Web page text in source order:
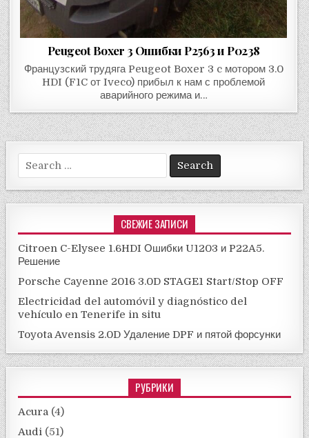
Peugeot Boxer 3 Ошибки P2563 и P0238
Французский трудяга Peugeot Boxer 3 c мотором 3.0
HDI (F1C от Iveco) прибыл к нам с проблемой
аварийного режима и…
Search
for:
СВЕЖИЕ ЗАПИСИ
Citroen C-Elysee 1.6HDI Ошибки U1203 и P22A5.
Решение
Porsche Cayenne 2016 3.0D STAGE1 Start/Stop OFF
Electricidad del automóvil y diagnóstico del
vehículo en Tenerife in situ
Toyota Avensis 2.0D Удаление DPF и пятой форсунки
РУБРИКИ
Acura (4)
Audi (51)